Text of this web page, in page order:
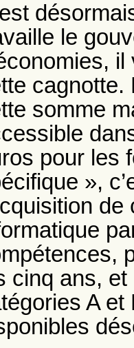
le
cagnotte.
somme
pour les
»,
cinq ans,
A